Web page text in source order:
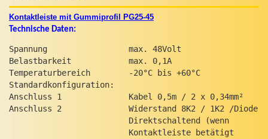
Kontaktleiste mit Gummiprofil PG25-45
Technische Daten:
Spannung                 max. 48Volt
Belastbarkeit            max. 0,1A
Temperaturbereich        -20°C bis +60°C
Standardkonfiguration:
Anschluss 1              Kabel 0,5m / 2 x 0,34mm²
Anschluss 2              Widerstand 8K2 / 1K2 /Diode
                         Direktschaltend (wenn
                         Kontaktleiste betätigt